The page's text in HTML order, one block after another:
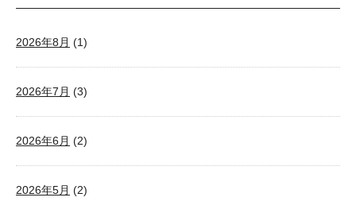
2026年8月 (1)
2026年7月 (3)
2026年6月 (2)
2026年5月 (2)